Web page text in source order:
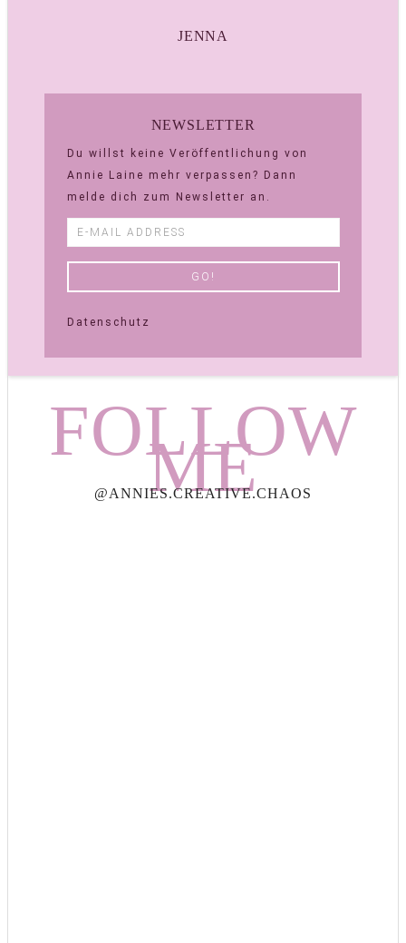
JENNA
NEWSLETTER
Du willst keine Veröffentlichung von
Annie Laine mehr verpassen? Dann
melde dich zum Newsletter an.
Datenschutz
FOLLOW
ME
@ANNIES.CREATIVE.CHAOS